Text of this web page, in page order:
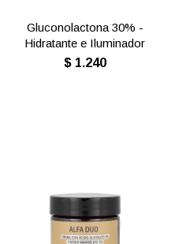
Gluconolactona 30% -
Hidratante e Iluminador
$ 1.240